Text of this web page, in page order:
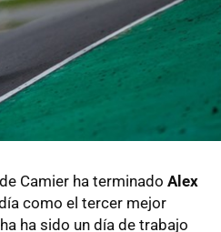
Camier ha terminado Alex
como el tercer mejor
ha sido un día de trabajo